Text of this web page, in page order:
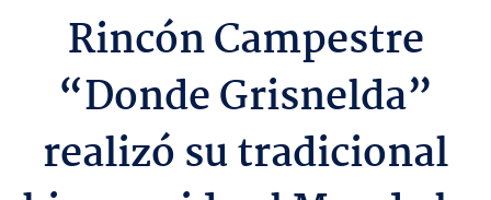
Rincón Campestre
“Donde Grisnelda”
realizó su tradicional